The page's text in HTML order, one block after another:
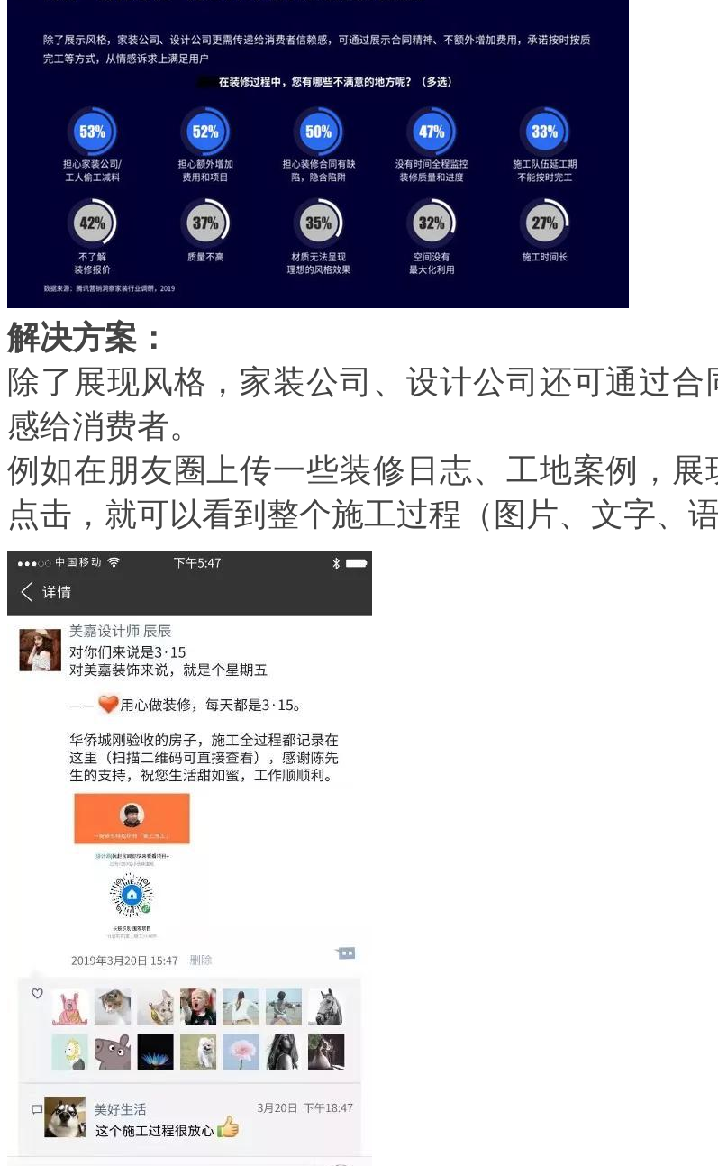
解决方案：
除了展现风格，家装公司、设计公司还可通过
感给消费者。
例如在朋友圈上传一些装修日志、工地案例，
点击，就可以看到整个施工过程（图片、文字、语